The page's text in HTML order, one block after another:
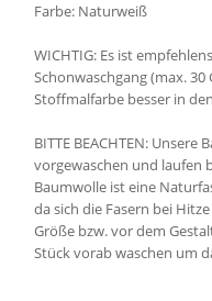
Farbe: Naturweiß
WICHTIG: Es ist
Schonwaschgang (max.
Stoffmalfarbe besser in
BITTE BEACHTEN:
vorgewaschen und laufen
Baumwolle ist eine
da sich die Fasern bei
Größe bzw. vor dem
Stück vorab waschen um